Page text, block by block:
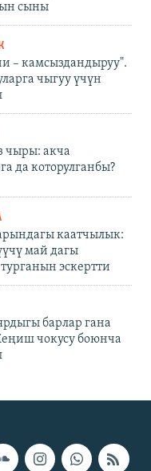
сыны
– камсыздандыруу".
чыгуу үчүн
чыры: акча
да которулганбы?
каатчылык:
май дагы
эскертти
барлар гана
чокусу боюнча